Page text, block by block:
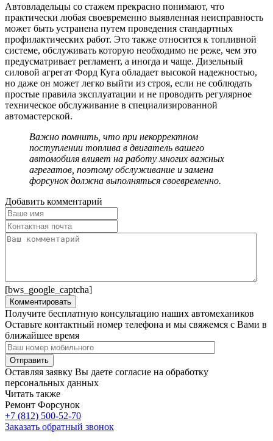
Автовладельцы со стажем прекрасно понимают, что
практически любая своевременно выявленная неисправность
может быть устранена путем проведения стандартных
профилактических работ. Это также относится к топливной
системе, обслуживать которую необходимо не реже, чем это
предусматривает регламент, а иногда и чаще. Дизельный
силовой агрегат Форд Куга обладает высокой надежностью,
но даже он может легко выйти из строя, если не соблюдать
простые правила эксплуатации и не проводить регулярное
техническое обслуживание в специализированной
автомастерской.
Важно помнить, что при некорректном
поступлении топлива в двигатель вашего
автомобиля влияет на работу многих важных
агрегатов, поэтому обслуживание и замена
форсунок должна выполняться своевременно.
Добавить комментарий
[bws_google_captcha]
Получите бесплатную консультацию наших автомехаников
Оставьте контактный номер телефона и мы свяжемся с Вами в
ближайшее время
Оставляя заявку Вы даете согласие на обработку
персональных данных
Читать также
Ремонт Форсунок
+7 (812) 500-52-70
Заказать обратный звонок